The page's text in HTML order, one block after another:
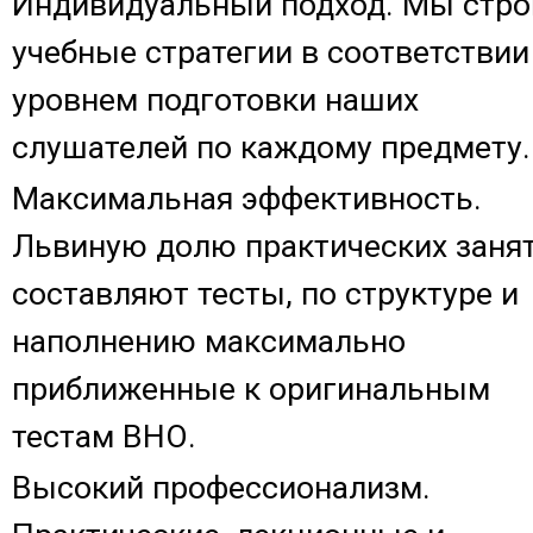
учебные стратегии в
уровнем подготовки наших
слушателей по каждому предмету.
Максимальная эффективность.
Львиную долю практических
составляют тесты, по структуре и
наполнению максимально
приближенные к оригинальным
тестам ВНО.
Высокий профессионализм.